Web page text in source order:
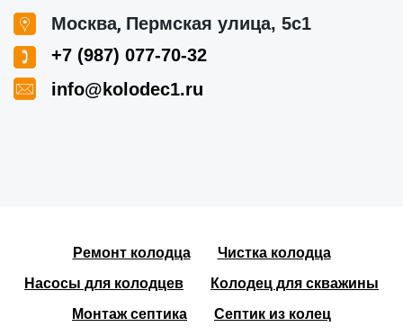
Москва, Пермская улица, 5с1
+7 (987) 077-70-32
info@kolodec1.ru
Ремонт колодца
Чистка колодца
Насосы для колодцев
Колодец для скважины
Монтаж септика
Септик из колец